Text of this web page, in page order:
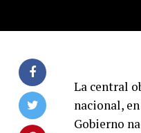
La central
nacional,
Gobierno